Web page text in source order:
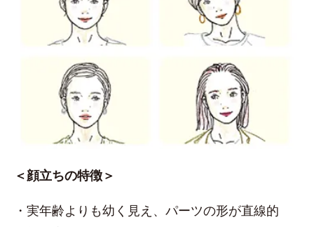
＜顔立ちの特徴＞
・実年齢よりも幼く見え、パーツの形が直線的